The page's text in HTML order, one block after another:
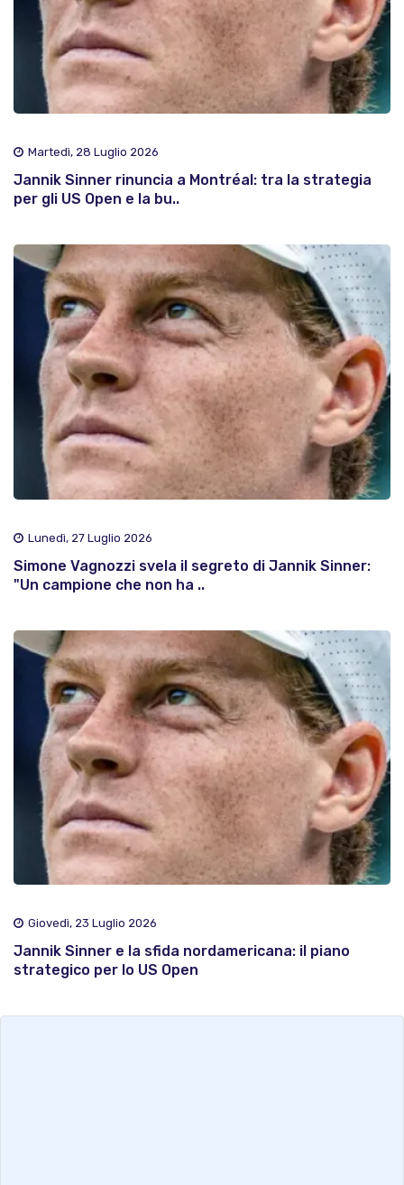
Martedì, 28 Luglio 2026
Jannik Sinner rinuncia a Montréal: tra la strategia
per gli US Open e la bu..
Lunedì, 27 Luglio 2026
Simone Vagnozzi svela il segreto di Jannik Sinner:
"Un campione che non ha ..
Giovedì, 23 Luglio 2026
Jannik Sinner e la sfida nordamericana: il piano
strategico per lo US Open